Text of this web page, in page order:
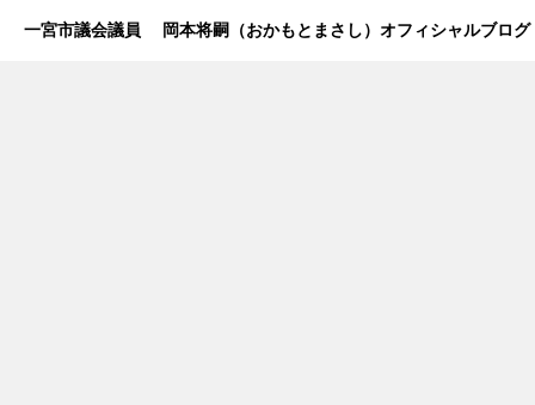
一宮市議会議員 岡本将嗣（おかもとまさし）オフィシャルブログ